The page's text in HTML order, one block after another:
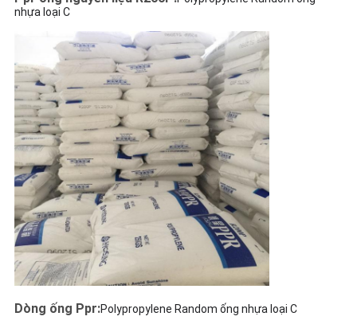
nhựa loại C
Dòng ống Ppr:Polypropylene Random ống nhựa loại C